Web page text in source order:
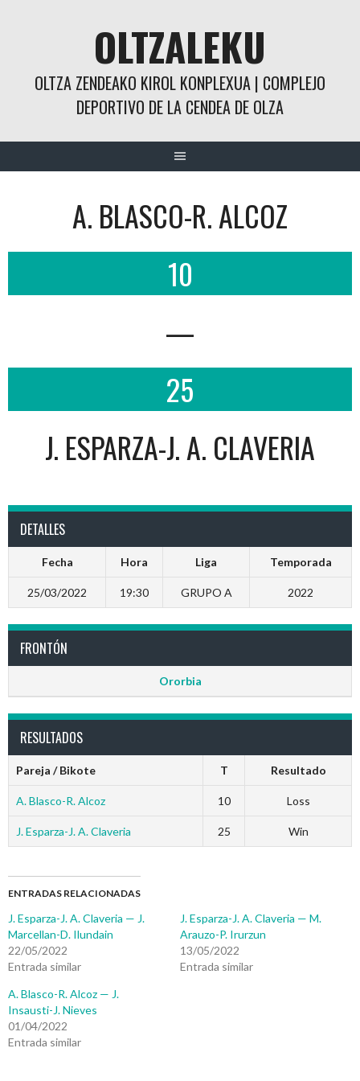
OLTZALEKU
OLTZA ZENDEAKO KIROL KONPLEXUA | COMPLEJO
DEPORTIVO DE LA CENDEA DE OLZA
A. BLASCO-R. ALCOZ
10
—
25
J. ESPARZA-J. A. CLAVERIA
DETALLES
Fecha Hora Liga Temporada
25/03/2022 19:30 GRUPO A 2022
FRONTÓN
Ororbia
RESULTADOS
Pareja / Bikote T Resultado
A. Blasco-R. Alcoz 10 Loss
J. Esparza-J. A. Claveria 25 Win
ENTRADAS RELACIONADAS
J. Esparza-J. A. Claveria — J.
Marcellan-D. Ilundain
22/05/2022
Entrada similar
J. Esparza-J. A. Claveria — M.
Arauzo-P. Irurzun
13/05/2022
Entrada similar
A. Blasco-R. Alcoz — J.
Insausti-J. Nieves
01/04/2022
Entrada similar